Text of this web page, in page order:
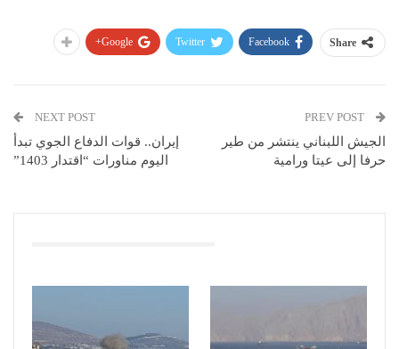
Share
Facebook
Twitter
Google+
الجيش اللبناني ينتشر من طير
حرفا إلى عيتا ورامية
NEXT POST
إيران.. قوات الدفاع الجوي تبدأ
اليوم مناورات “اقتدار 1403”